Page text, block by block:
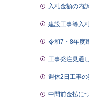
入札金額の内
建設工事等入
令和7・8年度
工事発注見通
週休2日工事
中間前金払に